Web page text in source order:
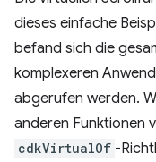
dieses einfache
befand sich die
komplexeren
abgerufen werden.
anderen Funktionen
cdkVirtualOf -